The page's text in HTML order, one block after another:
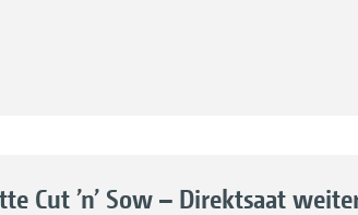
Cut ’n’ Sow – Direktsaat